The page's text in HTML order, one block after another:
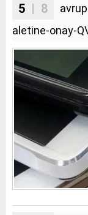
5 | 8
aletine-onay-